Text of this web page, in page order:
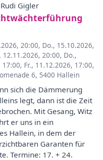
Gigler
20:00, Do., 15.10.2026,
12.11.2026, 20:00, Do.,
17:00, Fr., 11.12.2026, 17:00,
6, 5400 Hallein
sich die Dämmerung
legt, dann ist die Zeit
Mit Gesang, Witz
er uns in ein
Hallein, in dem der
Garanten für
Termine: 17. + 24.